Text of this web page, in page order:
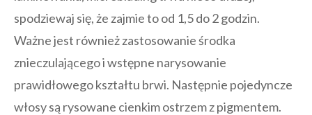
spodziewaj się, że zajmie to od 1,5 do 2 godzin.
Ważne jest również zastosowanie środka
znieczulającego i wstępne narysowanie
prawidłowego kształtu brwi. Następnie pojedyncze
włosy są rysowane cienkim ostrzem z pigmentem.